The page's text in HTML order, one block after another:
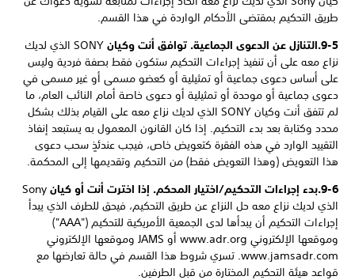
طريق التحكيم بمقتضى الأحكام الواردة في هذا القسم.
9-5. التنازل عن الدعوى الجماعية. توافق أنت وكيان
SONY الذي لديك
نزاع معه على أن تنفيذ إجراءات التحكيم ستكون فقط بصفة فردية وليس
على أساس دعوى جماعية أو تمثيلية أو كعضو مسمى أو غير مسمى في
دعوى جماعية أو موحدة أو تمثيلية أو دعوى خاصة أمام النائب العام، ما
لم تتفق أنت وكيان SONY الذي لديك نزاع معه على القيام بذلك بشكل
محدد وكتابة بعد بدء التحكيم. إذا كان القانون المعمول به يستبعد إنفاذ
التقييد الوارد في هذه الفقرة كتعويض خاص، فيجب عندئذٍ سحب دعوى
هذا التعويض (وهذا التعويض فقط) من التحكيم وتقديمها إلى المحكمة.
9-6. بدء إجراءات التحكيم/اختيار المحكم. إذا اخترت أنت أو كيان Sony
الذي لديك نزاع معه حل النزاع عن طريق التحكيم، فيحق للطرف الذي يبدأ
إجراءات التحكيم أن يبدأها لدى الجمعية الأمريكية للتحكيم ("AAA")
وموقعها الإلكتروني www.adr.org أو JAMS وموقعها الإلكتروني
www.jamsadr.com‎. تسري شروط هذا القسم في حالة تعارضها مع
قواعد هيئة التحكيم المختارة من قبل الطرفين.